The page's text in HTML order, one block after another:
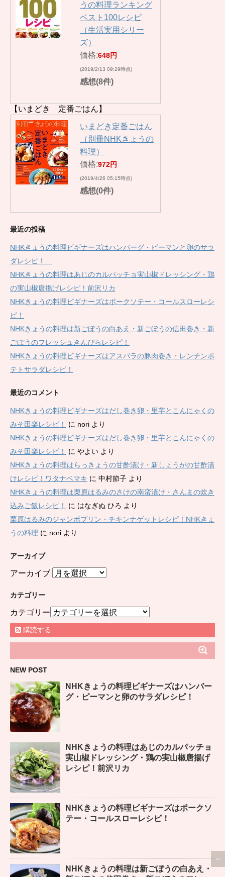
うの料理ランキング
ベスト100レシピ
（生活実用シリー
ズ）
価格:648円
(2019/2/13 09:29時点)
感想(8件)
【いまどき 定番ごはん】
いまどき定番ごはん
（別冊NHKきょうの
料理）
価格:972円
(2019/4/26 05:15時点)
感想(0件)
最近の投稿
NHKきょうの料理ビギナーズはハンバーグ・ピーマンと卵のサラ
ダレシピ！
NHKきょうの料理はあじのカルパッチョ実山椒ドレッシング・鶏
の実山椒唐揚げレシピ！前沢リカ
NHKきょうの料理ビギナーズはポークソテー・コールスローレシ
ピ！
NHKきょうの料理は新ごぼうの白あえ・新ごぼうの信田巻き・新
ごぼうのフレッシュきんぴらレシピ！
NHKきょうの料理ビギナーズはアスパラの豚肉巻き・レンチンポ
テトサラダレシピ！
最近のコメント
NHKきょうの料理ビギナーズはだし巻き卵・里芋とこんにゃくの
みそ田楽レシピ！
に nori より
NHKきょうの料理ビギナーズはだし巻き卵・里芋とこんにゃくの
みそ田楽レシピ！
に やよい より
NHKきょうの料理はらっきょうの甘酢漬け・新しょうがの甘酢漬
けレシピ！ワタナベマキ に 中村節子 より
NHKきょうの料理は栗原はるみのさけの南蛮漬け・さんまの炊き
込みご飯レシピ！
に はなぎぬ ひろ より
栗原はるみのジャンボプリン・チキンナゲットレシピ！NHKきょ
うの料理 に nori より
アーカイブ
アーカイブ
カテゴリー
カテゴリー
購読する
NEW POST
NHKきょうの料理ビギナーズはハンバー
グ・ピーマンと卵のサラダレシピ！
NHKきょうの料理はあじのカルパッチョ
実山椒ドレッシング・鶏の実山椒唐揚げ
レシピ！前沢リカ
NHKきょうの料理ビギナーズはポークソ
テー・コールスローレシピ！
NHKきょうの料理は新ごぼうの白あえ・